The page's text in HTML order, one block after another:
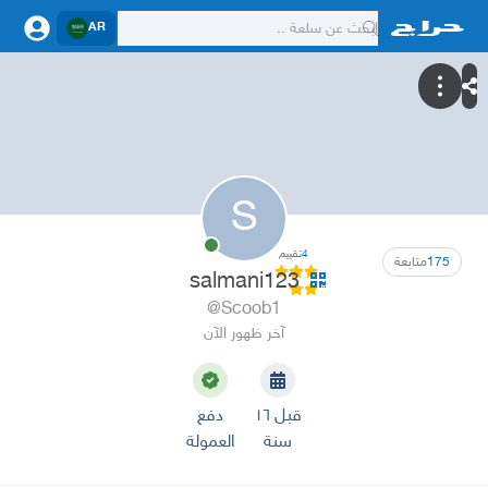
AR
S
175متابعة 4تقييم
salmani123
@Scoob1
آخر ظهور الآن
قبل ١٦
سنة
دفع
العمولة